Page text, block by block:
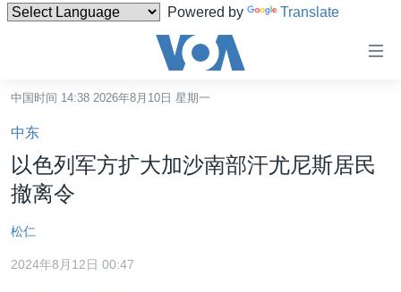
Powered by Translate
碍
链
接
跳
转
内
容
中国
中国时间 14:38 2026年8月10日 星期一
中东
以色列军方扩大加沙南部汗尤尼斯居民
撤离令
松仁
2024年8月12日 00:47